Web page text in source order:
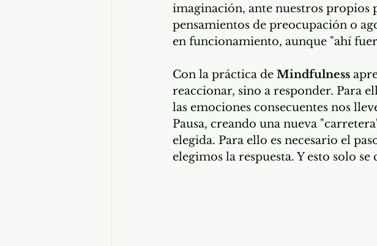
imaginación, ante nuestros propios
pensamientos de preocupación o
en funcionamiento, aunque "ahí
Con la práctica de Mindfulness
reaccionar, sino a responder. Para
las emociones consecuentes nos
Pausa, creando una nueva
elegida. Para ello es necesario el
elegimos la respuesta. Y esto solo